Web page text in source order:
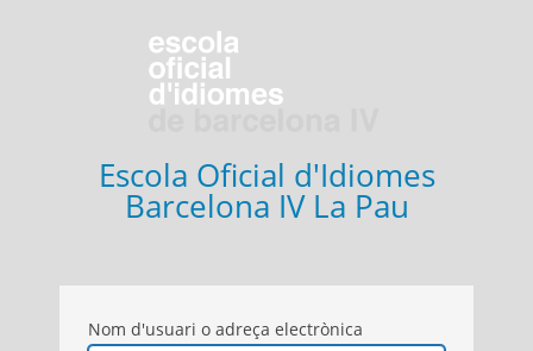
Escola Oficial d'Idiomes
Barcelona IV La Pau
Nom d'usuari o adreça electrònica